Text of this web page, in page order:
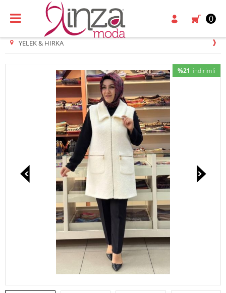
0
YELEK & HIRKA
%21 indirimli